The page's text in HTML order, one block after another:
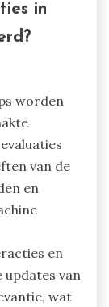
in
worden
van de
en
en
updates van
wat